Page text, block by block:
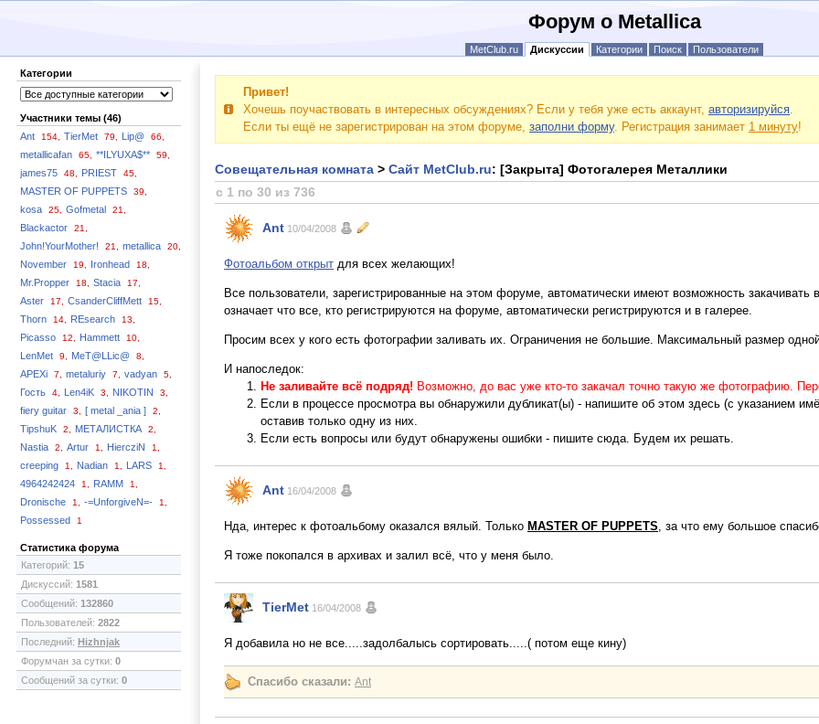
Форум о Metallica
MetClub.ru Дискуссии Категории Поиск Пользователи
Категории
Участники темы (46)
Ant
154, TierMet 79, Lip@ 66,
metallicafan 65, **ILYUXA$** 59,
james75 48, PRIEST 45,
MASTER OF PUPPETS 39,
kosa 25, Gofmetal 21,
Blackactor 21,
John!YourMother! 21, metallica 20,
November 19, Ironhead 18,
Mr.Propper 18, Stacia 17,
Aster 17, CsanderCliffMett 15,
Thorn 14, REsearch 13,
Picasso 12, Hammett 10,
LenMet 9, MeT@LLic@ 8,
APEXi 7, metaluriy 7, vadyan 5,
Гость 4, Len4iK 3, NIKOTIN 3,
fiery guitar 3, [ metal _ania ] 2,
TipshuK 2, МЕТАЛИСТКА 2,
Nastia 2, Artur 1, HiercziN 1,
creeping 1, Nadian 1, LARS 1,
4964242424 1, RAMM 1,
Dronische 1, -=UnforgiveN=- 1,
Possessed 1
Статистика форума
Категорий: 15
Дискуссий: 1581
Сообщений: 132860
Пользователей: 2822
Последний: Hizhnjak
Форумчан за сутки: 0
Сообщений за сутки: 0
Привет!
Хочешь поучаствовать в интересных обсуждениях? Если у тебя уже есть аккаунт, авторизируйся.
Если ты ещё не зарегистрирован на этом форуме, заполни форму. Регистрация занимает 1 минуту!
Совещательная комната > Сайт MetClub.ru: [Закрыта] Фотогалерея Металлики
с 1 по 30 из 736
Ant 10/04/2008
Фотоальбом открыт для всех желающих!
Все пользователи, зарегистрированные на этом форуме, автоматически имеют возможность
означает что все, кто регистрируются на форуме, автоматически регистрируются и в галерее.
Просим всех у кого есть фотографии заливать их. Ограничения не большие. Максимальный размер
И напоследок:
Не заливайте всё подряд! Возможно, до вас уже кто-то закачал точно такую же фотографию.
Если в процессе просмотра вы обнаружили дубликат(ы) - напишите об этом здесь (с указанием
оставив только одну из них.
Если есть вопросы или будут обнаружены ошибки - пишите сюда. Будем их решать.
Ant 16/04/2008
Нда, интерес к фотоальбому оказался вялый. Только MASTER OF PUPPETS, за что ему большое
Я тоже покопался в архивах и залил всё, что у меня было.
TierMet 16/04/2008
Я добавила но не все.....задолбалысь сортировать.....( потом еще кину)
Спасибо сказали: Ant